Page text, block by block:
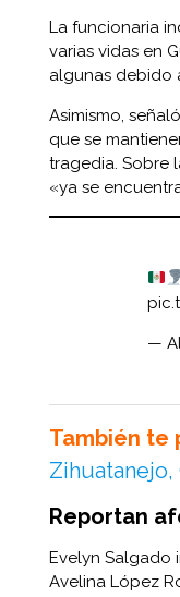
La funcionaria
varias vidas en
algunas debido
Asimismo,
que se
tragedia. Sobre
«ya se
—
También te
Reportan
Evelyn Salgado
Avelina López